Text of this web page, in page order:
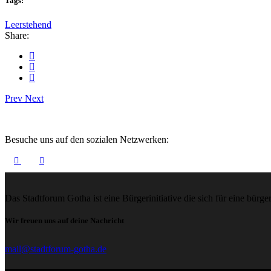
Leerstehend
Share:
Prev Next
Besuche uns auf den sozialen Netzwerken:
Das Stadtforum Gotha ist eine Bürgerinitiative die sich für eine
Wir freuen uns auf deine Nachricht
mail@stadtforum-gotha.de